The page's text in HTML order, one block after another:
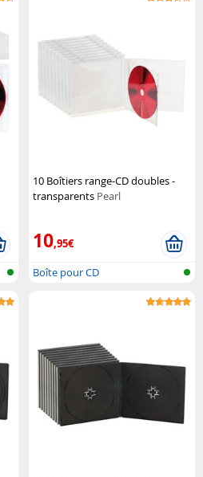
10 Boîtiers range-CD doubles -
transparents Pearl
10,95€
Boîte pour CD